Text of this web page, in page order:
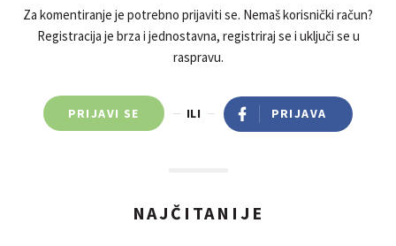
Za komentiranje je potrebno prijaviti se. Nemaš korisnički račun?
Registracija je brza i jednostavna, registriraj se i uključi se u
raspravu.
PRIJAVI SE ILI PRIJAVA
NAJČITANIJE